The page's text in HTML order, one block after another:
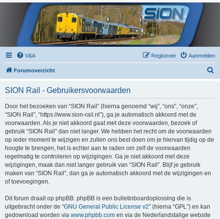
V&A Aanmelden
Registreer
Forumoverzicht
SION Rail - Gebruikersvoorwaarden
Door het bezoeken van “SION Rail” (hierna genoemd “wij”, “ons”, “onze”,
“SION Rail”, “https://www.sion-rail.nl”), ga je automatisch akkoord met de
voorwaarden. Als je niet akkoord gaat met deze voorwaarden, bezoek of
gebruik “SION Rail” dan niet langer. We hebben het recht om de voorwaarden
op ieder moment te wijzigen en zullen ons best doen om je hiervan tijdig op de
hoogte te brengen, het is echter aan te raden om zelf de voorwaarden
regelmatig te controleren op wijzigingen. Ga je niet akkoord met deze
wijzigingen, maak dan niet langer gebruik van “SION Rail”. Blijf je gebruik
maken van “SION Rail”, dan ga je automatisch akkoord met de wijzigingen en
of toevoegingen.
Dit forum draait op phpBB. phpBB is een bulletinboardoplossing die is
uitgebracht onder de “GNU General Public License v2” (hierna “GPL”) en kan
gedownload worden via www.phpbb.com en via de Nederlandstalige website